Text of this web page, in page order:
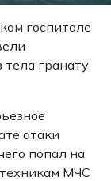
госпитале
гранату,
атаки
попал на
МЧС